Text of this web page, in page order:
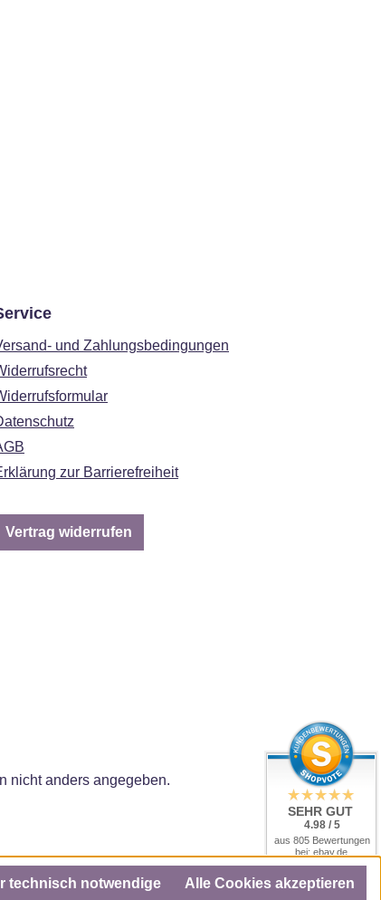
und Zahlungsbedingungen
zur Barrierefreiheit
Vertrag widerrufen
nicht anders angegeben.
technisch notwendige Alle Cookies akzeptieren
SEHR GUT
4.98 / 5
aus 805 Bewertungen
bei: ebay.de,
amazon.de, amazon.it,
shopvote.de